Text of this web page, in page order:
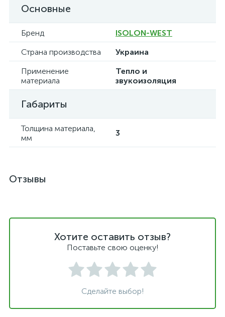
Основные
Бренд
ISOLON-WEST
Страна производства
Украина
Применение
материала
Тепло и
звукоизоляция
Габариты
Толщина материала,
мм
3
Отзывы
Хотите оставить отзыв?
Поставьте свою оценку!
Сделайте выбор!